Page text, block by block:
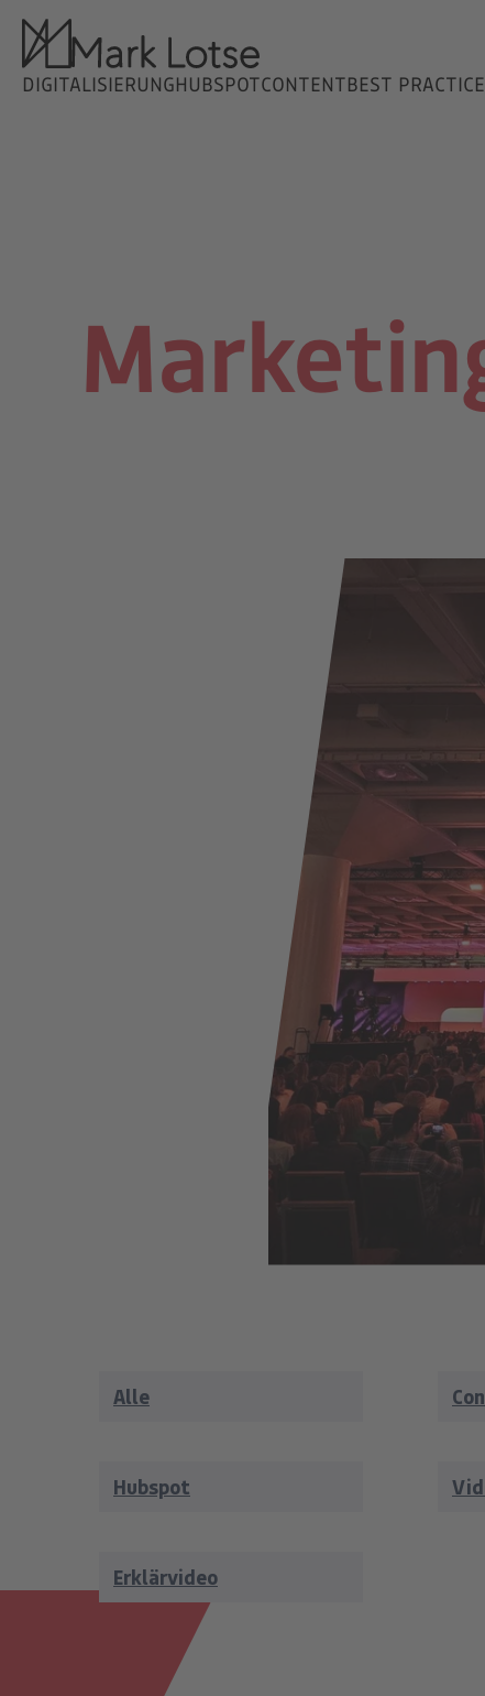
DIGITALISIERUNGHUBSPOTCONTENTBEST
Alle
Hubspot
Erklärvideo